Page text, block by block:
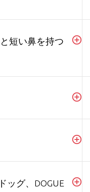
短い鼻を持つ
ッグ、DOGUE